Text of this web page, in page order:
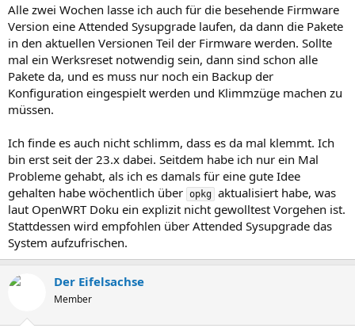
Alle zwei Wochen lasse ich auch für die besehende Firmware
Version eine Attended Sysupgrade laufen, da dann die Pakete
in den aktuellen Versionen Teil der Firmware werden. Sollte
mal ein Werksreset notwendig sein, dann sind schon alle
Pakete da, und es muss nur noch ein Backup der
Konfiguration eingespielt werden und Klimmzüge machen zu
müssen.
Ich finde es auch nicht schlimm, dass es da mal klemmt. Ich
bin erst seit der 23.x dabei. Seitdem habe ich nur ein Mal
Probleme gehabt, als ich es damals für eine gute Idee
gehalten habe wöchentlich über opkg aktualisiert habe, was
laut OpenWRT Doku ein explizit nicht gewolltest Vorgehen ist.
Stattdessen wird empfohlen über Attended Sysupgrade das
System aufzufrischen.
Der Eifelsachse
Member